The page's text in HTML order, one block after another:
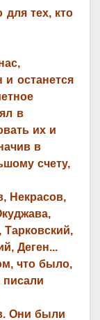
для тех, кто
и останется
в
их и
в
счету,
Некрасов,
Тарковский,
Деген...
что было,
Они были